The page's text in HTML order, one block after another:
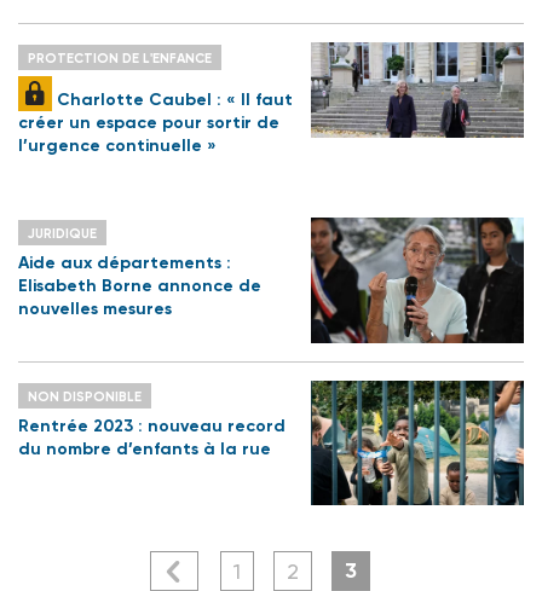
PROTECTION DE L'ENFANCE
Charlotte Caubel : « Il faut
créer un espace pour sortir de
l’urgence continuelle »
JURIDIQUE
Aide aux départements :
Elisabeth Borne annonce de
nouvelles mesures
NON DISPONIBLE
Rentrée 2023 : nouveau record
du nombre d’enfants à la rue
1 2 3